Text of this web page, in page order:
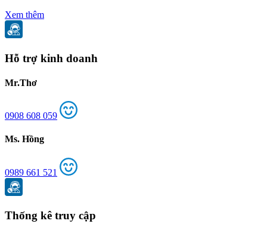
Xem thêm
Hỗ trợ kinh doanh
Mr.Thơ
0908 608 059
Ms. Hồng
0989 661 521
Thống kê truy cập